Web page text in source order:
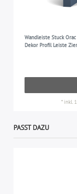
Wandleiste Stuck
Dekor Profil Leiste
* inkl.
PASST DAZU